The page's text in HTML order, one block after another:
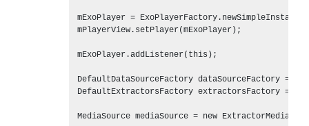
mExoPlayer =
mPlayerView.setPlayer(mExoPlayer);
mExoPlayer.addListener(this);
DefaultDataSourceFactory dataSourceFactory =
DefaultExtractorsFactory extractorsFactory =
MediaSource mediaSource = new